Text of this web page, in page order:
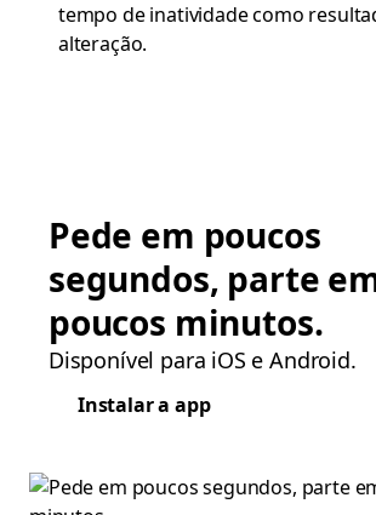
tempo de inatividade como
alteração.
Pede em poucos
segundos, parte
poucos minutos.
Disponível para iOS e Android.
Instalar a app